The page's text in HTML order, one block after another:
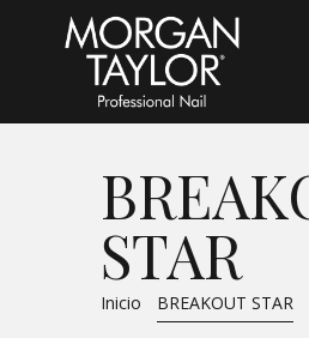
STAR
Inicio BREAKOUT STAR
Morgan Taylor®
Sistemas
Cartas de Color